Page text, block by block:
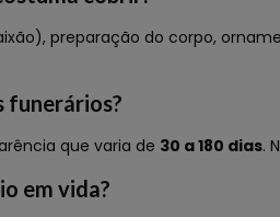
preparação do corpo,
funerários?
que varia de 30 a 180 dias.
em vida?